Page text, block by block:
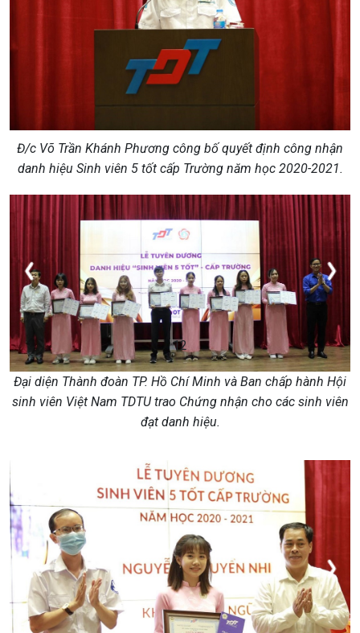
Đ/c Võ Trần Khánh Phương công bố quyết định công nhận
danh hiệu Sinh viên 5 tốt cấp Trường năm học 2020-2021.
12
Đại diện Thành đoàn TP. Hồ Chí Minh và Ban chấp hành Hội
sinh viên Việt Nam TDTU trao Chứng nhận cho các sinh viên
đạt danh hiệu.